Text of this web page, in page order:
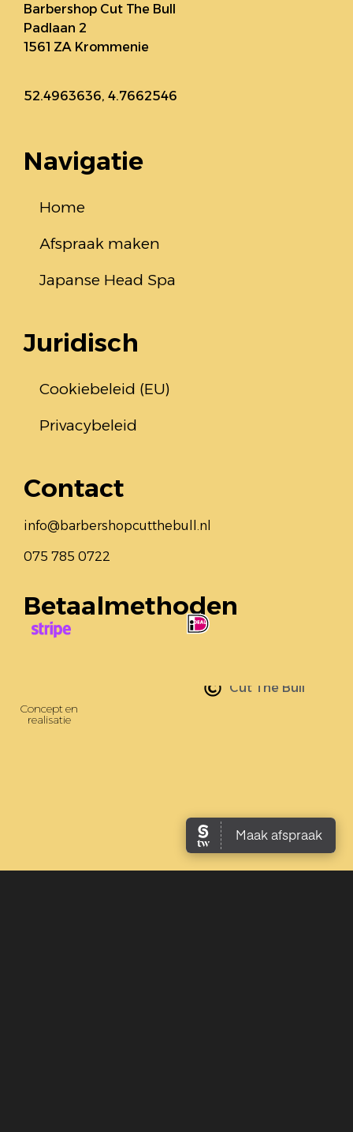
Barbershop Cut The Bull
Padlaan 2
1561 ZA Krommenie
52.4963636, 4.7662546
Navigatie
Home
Afspraak maken
Japanse Head Spa
Juridisch
Cookiebeleid (EU)
Privacybeleid
Contact
info@barbershopcutthebull.nl
075 785 0722
Betaalmethoden
Concept en
realisatie
Cut The Bull